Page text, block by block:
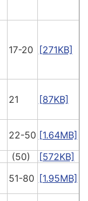
17-20 [271KB]
21 [87KB]
22-50 [1.64MB]
(50)
[572KB]
51-80 [1.95MB]